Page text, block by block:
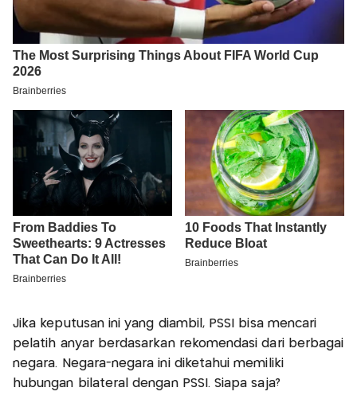
Jika keputusan ini yang diambil, PSSI bisa mencari
pelatih anyar berdasarkan rekomendasi dari berbagai
negara. Negara-negara ini diketahui memiliki
hubungan bilateral dengan PSSI. Siapa saja?